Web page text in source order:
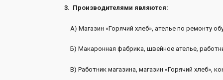
3. Производителями являются:
А) Магазин «Горячий хлеб», ателье по ремонту
Б) Макаронная фабрика, швейное ателье,
В) Работник магазина, магазин «Горячий хлеб»,